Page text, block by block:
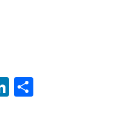
LinkedIn